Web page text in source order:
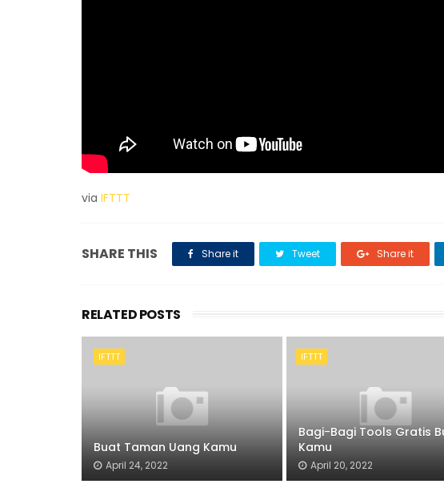
via IFTTT
SHARE THIS Share it Tweet Share it
RELATED POSTS
IFTTT
Buat Taman Uang Kamu
April 24, 2022
IFTTT
Bagi-Bagi Tools Gratis
Kamu
April 20, 2022